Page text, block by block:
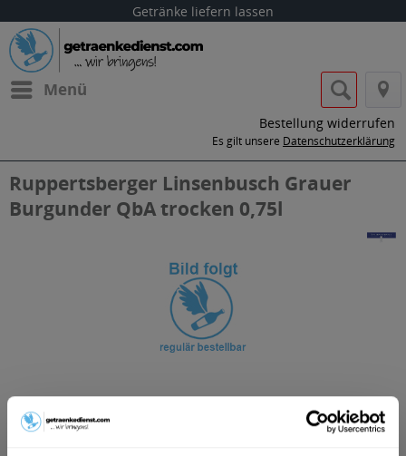
Getränke liefern lassen
Menü
Bestellung widerrufen
Es gilt unsere Datenschutzerklärung
Ruppertsberger Linsenbusch Grauer
Burgunder QbA trocken 0,75l